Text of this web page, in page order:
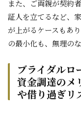
また、ご両親が契約
証人を立てるなど、
が上がるケースもあ
の最小化も、無理の
ブライダルロ
資金調達のメ
や借り過ぎリ